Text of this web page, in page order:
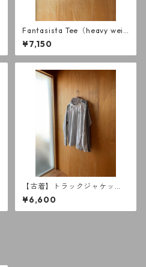
Fantasista Tee（heavy weig
ht） long sleeve BK
¥7,150
【古着】トラックジャケッ
ト adidas
¥6,600